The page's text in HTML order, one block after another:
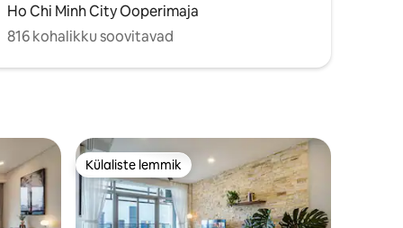
Ho Chi Minh City Ooperimaja
816 kohalikku soovitavad
Külaliste lemmik
Külaliste lemmik